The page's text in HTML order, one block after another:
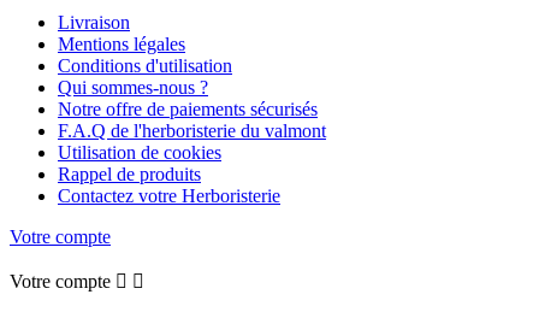
Livraison
Mentions légales
Conditions d'utilisation
Qui sommes-nous ?
Notre offre de paiements sécurisés
F.A.Q de l'herboristerie du valmont
Utilisation de cookies
Rappel de produits
Contactez votre Herboristerie
Votre compte
Votre compte  